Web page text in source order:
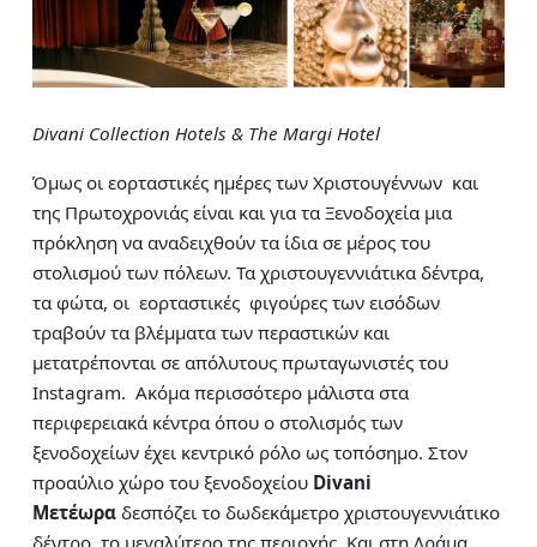
Divani Collection Hotels & The Margi Hotel
Όμως οι εορταστικές ημέρες των Χριστουγέννων και
της Πρωτοχρονιάς είναι και για τα Ξενοδοχεία μια
πρόκληση να αναδειχθούν τα ίδια σε μέρος του
στολισμού των πόλεων. Τα χριστουγεννιάτικα δέντρα,
τα φώτα, οι εορταστικές φιγούρες των εισόδων
τραβούν τα βλέμματα των περαστικών και
μετατρέπονται σε απόλυτους πρωταγωνιστές του
Instagram. Ακόμα περισσότερο μάλιστα στα
περιφερειακά κέντρα όπου ο στολισμός των
ξενοδοχείων έχει κεντρικό ρόλο ως τοπόσημο. Στον
προαύλιο χώρο του ξενοδοχείου Divani
Μετέωρα δεσπόζει το δωδεκάμετρο χριστουγεννιάτικο